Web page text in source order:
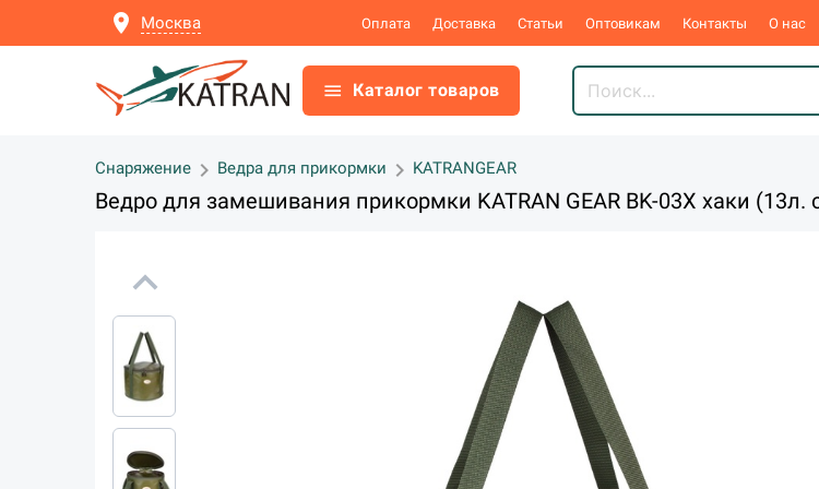
location_on Москва Оплата Доставка Статьи Оптовикам Контакты О нас
menu Каталог товаров
Снаряжение chevron_right Ведра для прикормки chevron_right KATRANGEAR
Ведро для замешивания прикормки KATRAN GEAR ВK-03Х хаки
expand_less